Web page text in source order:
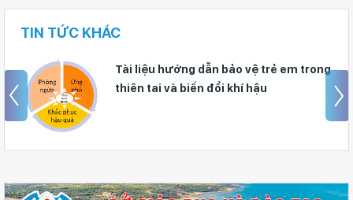
TIN TỨC KHÁC
"gỡ khó" chọn tổ hợp môn và định
hướng phân luồng lớp 10: dấu ấn từ